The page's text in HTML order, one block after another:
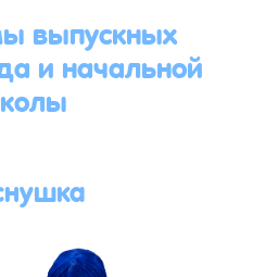
выпускных
и начальной